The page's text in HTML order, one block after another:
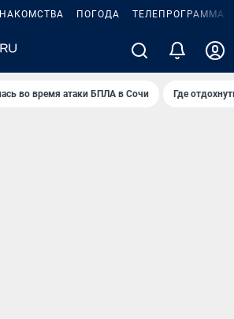
ПОГОДА ТЕЛЕПРОГРАММА
во время атаки БПЛА в Сочи Где